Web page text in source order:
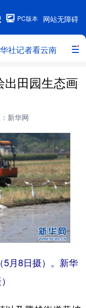
网站无障碍
PC版本
社记者看云南 政务
本网原创
教育
图片
云南故事
出田园生态画
新华网
5月8日摄）。新华